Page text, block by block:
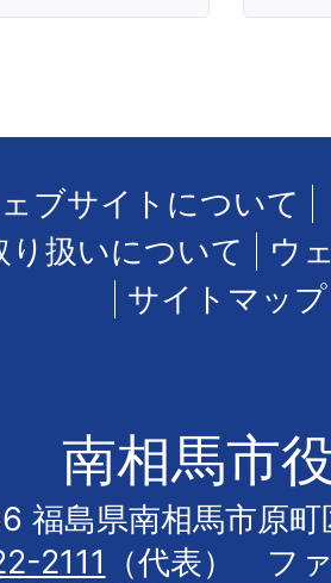
ブサイトについて
り扱いについて
ウ
サイトマップ
南相馬市
福島県南相馬市原町
2111
（代表） フ